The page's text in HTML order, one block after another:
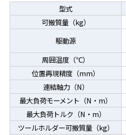
型式
可搬質量（kg）
駆動源
周囲温度（℃）
位置再現精度（mm）
連結軸力（N）
最大負荷モーメント（N・m）
最大負荷トルク（N・m）
ツールホルダー可搬質量（kg）